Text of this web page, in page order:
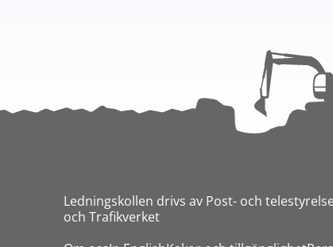
Ledningskollen drivs av Post- och
och Trafikverket